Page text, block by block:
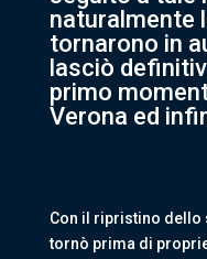
naturalmente
tornarono in
lasciò
primo
Verona ed
Con il ripristino dello
tornò prima di